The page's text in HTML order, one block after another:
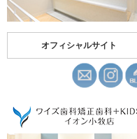
オフィシャルサイト